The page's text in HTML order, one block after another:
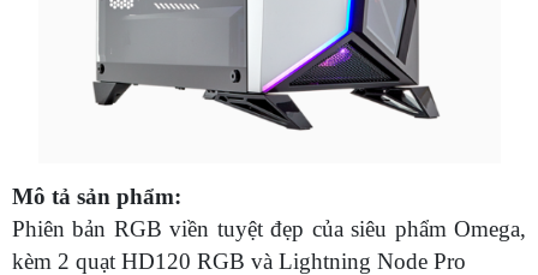
Mô tả sản phẩm:
Phiên bản RGB viền tuyệt đẹp của siêu phẩm Omega,
kèm 2 quạt HD120 RGB và Lightning Node Pro